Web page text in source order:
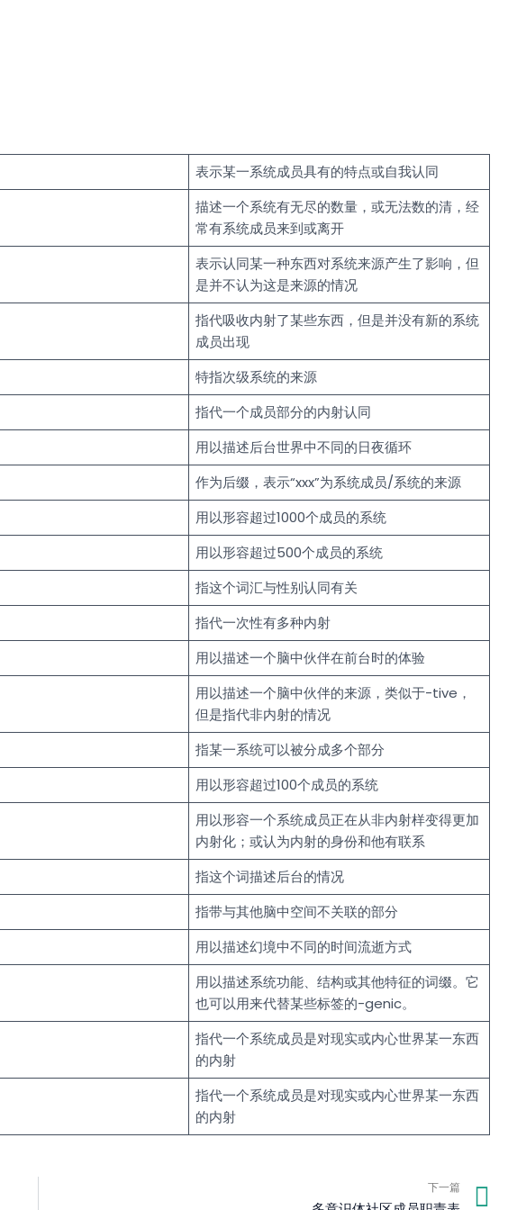
表示某一系统成员具有的特点或自我认同
描述一个系统有无尽的数量，或无法数的清，经
常有系统成员来到或离开
表示认同某一种东西对系统来源产生了影响，但
是并不认为这是来源的情况
指代吸收内射了某些东西，但是并没有新的系统
成员出现
特指次级系统的来源
指代一个成员部分的内射认同
用以描述后台世界中不同的日夜循环
作为后缀，表示“xxx”为系统成员/系统的来源
用以形容超过1000个成员的系统
用以形容超过500个成员的系统
指这个词汇与性别认同有关
指代一次性有多种内射
用以描述一个脑中伙伴在前台时的体验
用以描述一个脑中伙伴的来源，类似于-tive，
但是指代非内射的情况
指某一系统可以被分成多个部分
用以形容超过100个成员的系统
用以形容一个系统成员正在从非内射样变得更加
内射化；或认为内射的身份和他有联系
指这个词描述后台的情况
指带与其他脑中空间不关联的部分
用以描述幻境中不同的时间流逝方式
用以描述系统功能、结构或其他特征的词缀。它
也可以用来代替某些标签的-genic。
指代一个系统成员是对现实或内心世界某一东西
的内射
指代一个系统成员是对现实或内心世界某一东西
的内射
下一篇